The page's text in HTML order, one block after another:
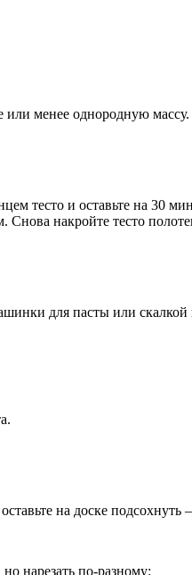
или менее однородную массу.
тесто и оставьте на 30
накройте тесто
для пасты или
на доске подсохнуть
нарезать по-разному: